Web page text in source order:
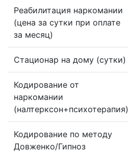
Реабилитация наркомании
(цена за сутки при оплате
за месяц)
Стационар на дому (сутки)
Кодирование от
наркомании
(налтерксон+психотерапия)
Кодирование по методу
Довженко/Гипноз